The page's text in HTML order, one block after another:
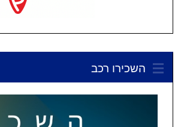
השכירו רכב